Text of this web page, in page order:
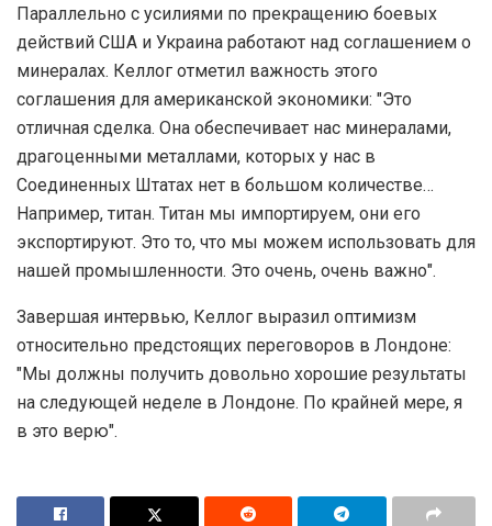
Параллельно с усилиями по прекращению боевых
действий США и Украина работают над соглашением о
минералах. Келлог отметил важность этого
соглашения для американской экономики: "Это
отличная сделка. Она обеспечивает нас минералами,
драгоценными металлами, которых у нас в
Соединенных Штатах нет в большом количестве…
Например, титан. Титан мы импортируем, они его
экспортируют. Это то, что мы можем использовать для
нашей промышленности. Это очень, очень важно".
Завершая интервью, Келлог выразил оптимизм
относительно предстоящих переговоров в Лондоне:
"Мы должны получить довольно хорошие результаты
на следующей неделе в Лондоне. По крайней мере, я
в это верю".